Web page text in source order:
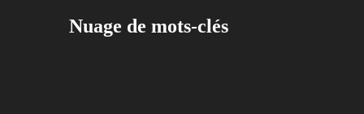
Nuage de mots-clés